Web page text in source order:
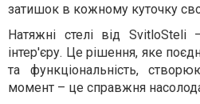
затишок в кожному куточку
Натяжні стелі від
інтер'єру. Це рішення, яке
та функціональність,
момент – це справжня